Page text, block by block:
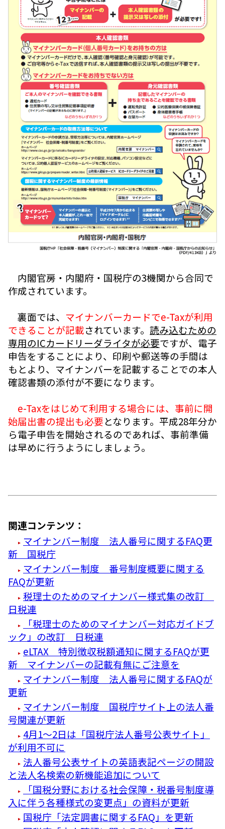
内閣官房・内閣府・国税庁の3機関から合同で
作成されています。
裏面では、 マイナンバーカードでe-Taxが利用
できることが記載されています。 読み込むための
専用のICカードリーダライタが必要ですが、電子
申告をすることにより、印刷や郵送等の手間は
もとより、マイナンバーを記載することでの本人
確認書類の添付が不要になります。
e-Taxをはじめて利用する場合には、事前に開
始届出書の提出も必要となります。平成28年分か
ら電子申告を開始されるのであれば、事前準備
は早めに行うようにしましょう。
関連コンテンツ：
マイナンバー制度 法人番号に関するFAQ更
新 国税庁
マイナンバー制度 番号制度概要に関する
FAQが更新
税理士のためのマイナンバー様式集の改訂
日税連
「税理士のためのマイナンバー対応ガイドブ
ック」の改訂 日税連
eLTAX 特別徴収税額通知に関するFAQが更
新 マイナンバーの記載有無にご注意を
マイナンバー制度 法人番号に関するFAQが
更新
マイナンバー制度 国税庁サイト上の法人番
号関連が更新
4月1～2日は「国税庁法人番号公表サイト」
が利用不可に
法人番号公表サイトの英語表記ページの開設
と法人名検索の新機能追加について
「国税分野における社会保障・税番号制度導
入に伴う各種様式の変更点」の資料が更新
国税庁「法定調書に関するFAQ」を更新